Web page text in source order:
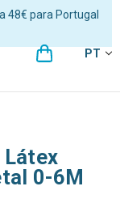
48€ para Portugal
PT
Látex
0-6M